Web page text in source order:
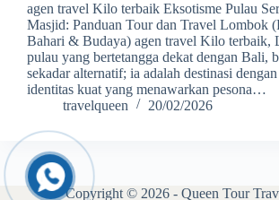
agen travel Kilo terbaik Eksotisme Pulau
Masjid: Panduan Tour dan Travel Lombok
Bahari & Budaya) agen travel Kilo terbaik,
pulau yang bertetangga dekat dengan Bali,
sekadar alternatif; ia adalah destinasi dengan
identitas kuat yang menawarkan pesona…
travelqueen
20/02/2026
Copyright © 2026 - Queen Tour